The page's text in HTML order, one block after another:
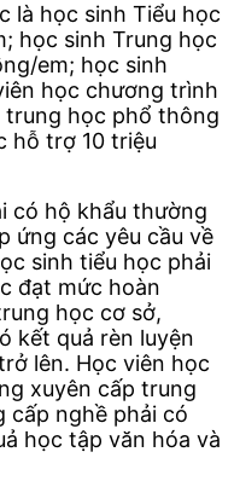
là học sinh Tiểu học
học sinh Trung học
em; học sinh
học chương trình
trung học phổ thông
hỗ trợ 10 triệu
có hộ khẩu thường
ứng các yêu cầu về
sinh tiểu học phải
đạt mức hoàn
học cơ sở,
kết quả rèn luyện
lên. Học viên học
xuyên cấp trung
cấp nghề phải có
học tập văn hóa và